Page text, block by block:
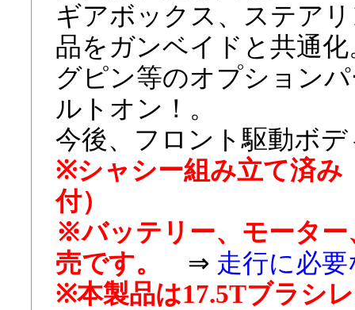
ギアボックス、ステア
品をガンベイドと共通
グピン等のオプション
ルトオン！。
今後、フロント駆動ボ
※シャシー組み立て済み
付）
※バッテリー、モーター
売です。
⇒ 走行に必
※本製品は17.5Tブラシ